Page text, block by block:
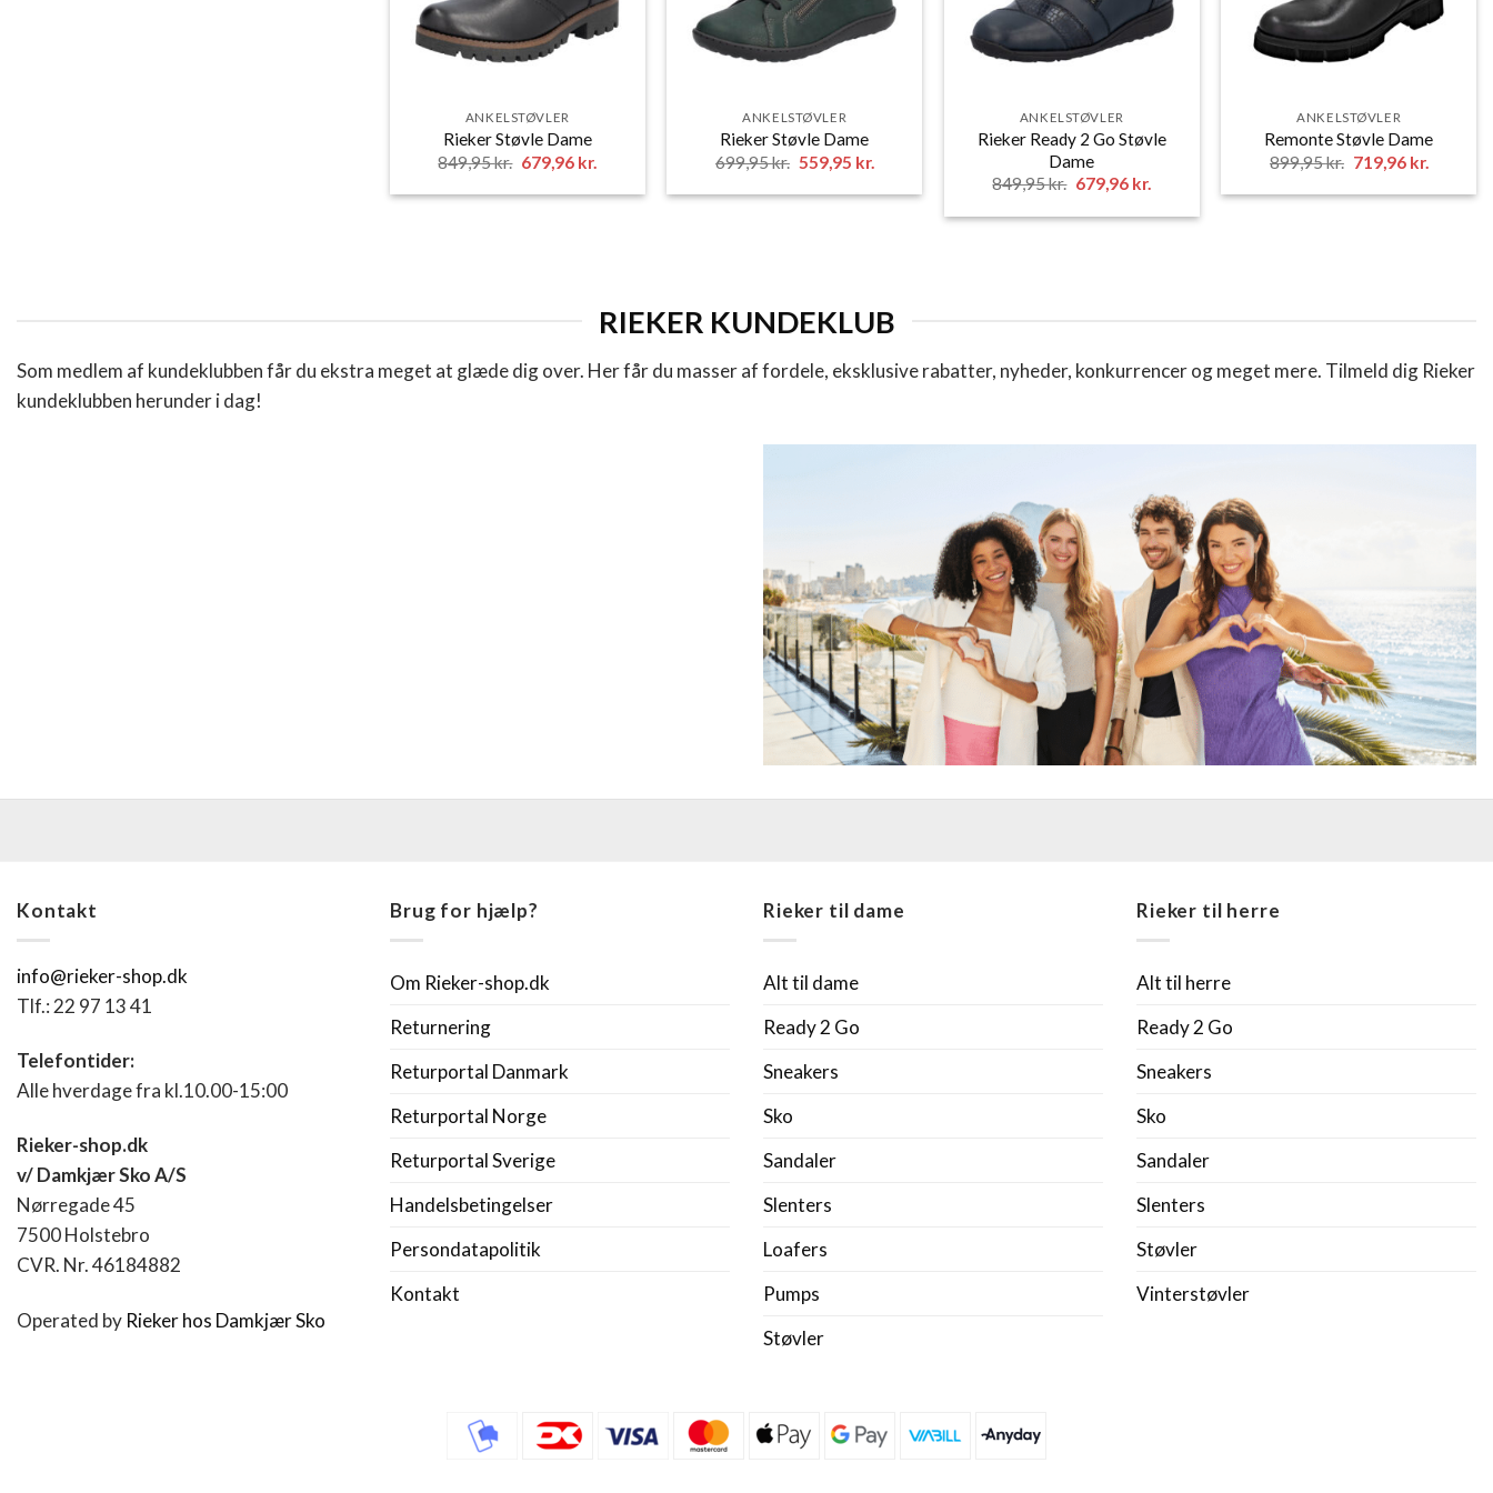
ANKELSTØVLER
Rieker Støvle Dame
849,95kr. Den
oprindelige
pris
679,96 kr.
pris
ANKELSTØVLER
Rieker Støvle Dame
699,95kr. Den
oprindelige
pris
559,95 kr.
pris
559,95 kr..
ANKELSTØVLER
Rieker Ready 2 Go Støvle
Dame
849,95kr. Den
pris
679,96 kr.
pris
ANKELSTØVLER
Remonte Støvle Dame
899,95kr. Den
oprindelige
pris
719,96 kr.
pris
RIEKER KUNDEKLUB
Som medlem af kundeklubben får du ekstra meget at glæde dig over. Her får du masser af fordele, eksklusive rabatter, nyheder, konkurrencer og meget mere. Tilmeld dig Rieker
kundeklubben herunder i dag!
Kontakt
info@rieker-shop.dk
Tlf.: 22 97 13 41
Telefontider:
Alle hverdage fra kl.10.00-15:00
Rieker-shop.dk
v/ Damkjær Sko A/S
Nørregade 45
7500 Holstebro
CVR. Nr. 46184882
Operated by Rieker hos Damkjær Sko
Brug for hjælp?
Om Rieker-shop.dk
Returnering
Returportal Danmark
Returportal Norge
Returportal Sverige
Handelsbetingelser
Persondatapolitik
Kontakt
Rieker til dame
Alt til dame
Ready 2 Go
Sneakers
Sko
Sandaler
Slenters
Loafers
Pumps
Støvler
Rieker til herre
Alt til herre
Ready 2 Go
Sneakers
Sko
Sandaler
Slenters
Støvler
Vinterstøvler